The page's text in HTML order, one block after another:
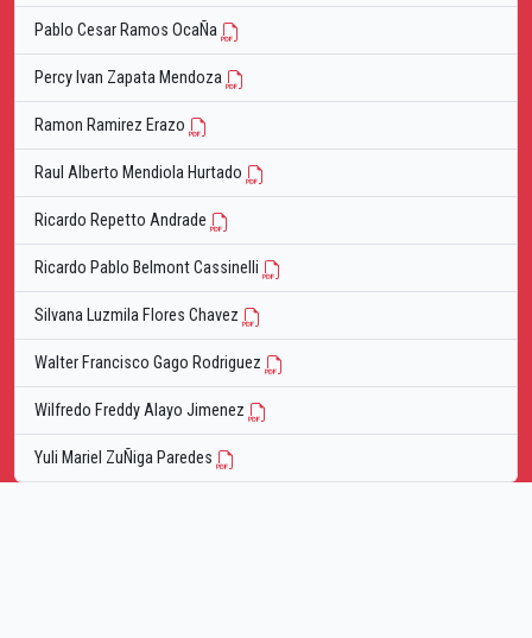
Pablo Cesar Ramos OcaÑa
Percy Ivan Zapata Mendoza
Ramon Ramirez Erazo
Raul Alberto Mendiola Hurtado
Ricardo Repetto Andrade
Ricardo Pablo Belmont Cassinelli
Silvana Luzmila Flores Chavez
Walter Francisco Gago Rodriguez
Wilfredo Freddy Alayo Jimenez
Yuli Mariel ZuÑiga Paredes